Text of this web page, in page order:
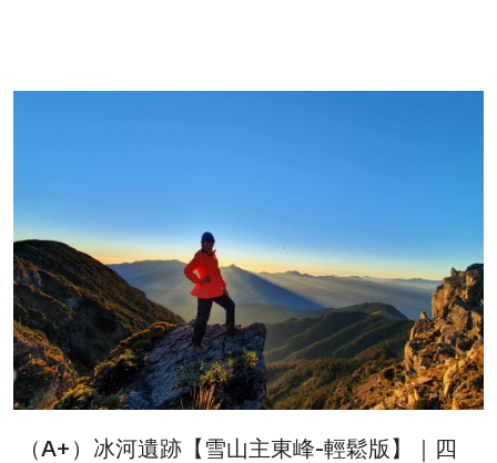
（A+）冰河遺跡【雪山主東峰-輕鬆版】｜四